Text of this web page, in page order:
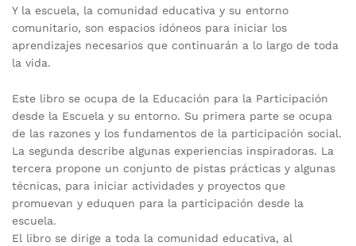
Y la escuela, la comunidad educativa y su entorno
comunitario, son espacios idóneos para iniciar los
aprendizajes necesarios que continuarán a lo largo de toda
la vida.
Este libro se ocupa de la Educación para la Participación
desde la Escuela y su entorno. Su primera parte se ocupa
de las razones y los fundamentos de la participación social.
La segunda describe algunas experiencias inspiradoras. La
tercera propone un conjunto de pistas prácticas y algunas
técnicas, para iniciar actividades y proyectos que
promuevan y eduquen para la participación desde la
escuela.
El libro se dirige a toda la comunidad educativa, al